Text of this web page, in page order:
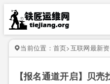
当前位置： 首页>互联网最新
【报名通道开启】贝